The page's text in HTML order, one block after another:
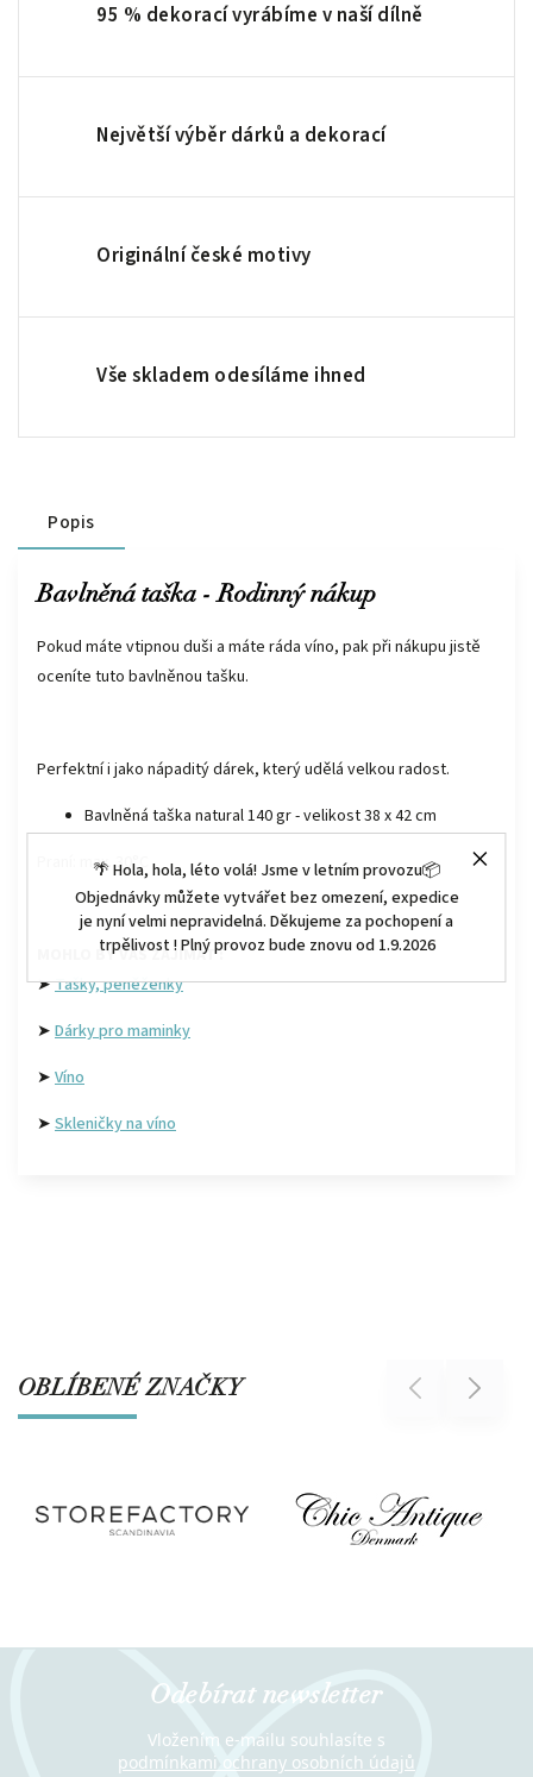
🌴 Hola, hola, léto volá! Jsme v letním provozu📦
Objednávky můžete vytvářet bez omezení, expedice
je nyní velmi nepravidelná. Děkujeme za pochopení a
trpělivost ! Plný provoz bude znovu od 1.9.2026
95 % dekorací vyrábíme v naší dílně
Největší výběr dárků a dekorací
Originální české motivy
Vše skladem odesíláme ihned
Popis
Bavlněná taška - Rodinný nákup
Pokud máte vtipnou duši a máte ráda víno, pak při nákupu jistě
oceníte tuto bavlněnou tašku.
Perfektní i jako nápaditý dárek, který udělá velkou radost.
Bavlněná taška natural 140 gr - velikost 38 x 42 cm
Praní: max. 30°C
MOHLO BY VÁS ZAJÍMAT :
➤Tašky, peněženky
➤ Dárky pro maminky
➤ Víno
➤ Skleničky na víno
OBLÍBENÉ ZNAČKY Previous Next
Odebírat newsletter
Vložením e-mailu souhlasíte s
podmínkami ochrany osobních údajů